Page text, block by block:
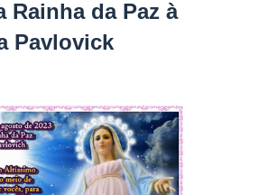
Rainha da Paz à
Pavlovick